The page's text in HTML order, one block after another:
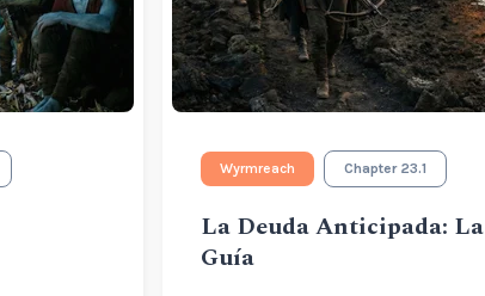
Wyrmreach Chapter 23.1
La Deuda Anticipada: La
Guía